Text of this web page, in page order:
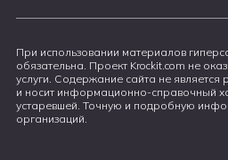
При использовании материалов
обязательна. Проект Krockit.com не
услуги. Содержание сайта не
и носит информационно-справочный
устаревшей. Точную и подробную
организаций.